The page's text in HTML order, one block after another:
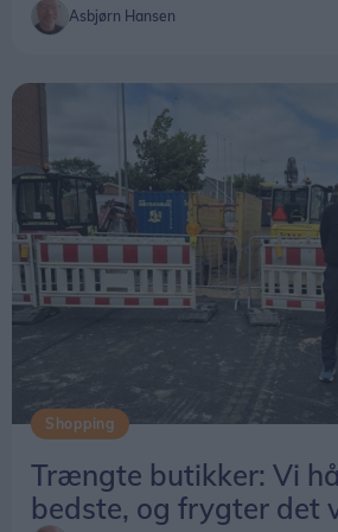
Asbjørn Hansen
Shopping
Trængte butikker: Vi
bedste, og frygter det